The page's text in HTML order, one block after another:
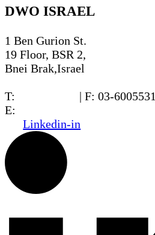
DWO ISRAEL
1 Ben Gurion St.
19 Floor, BSR 2,
Bnei Brak,Israel
T:
| F: 03-6005531
E:
Linkedin-in